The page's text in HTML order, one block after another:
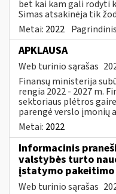
bet kai kam gali rodyti
Simas atsakinėja tik
Metai: 2022
APKLAUSA
Web turinio sąrašas
Finansų ministerija
rengia 2022 - 2027 m.
sektoriaus plėtros
parengė verslo įmonių
Metai: 2022
Informacinis
valstybės turto
įstatymo pakeitimo
Web turinio sąrašas